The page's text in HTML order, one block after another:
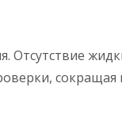
Отсутствие
сокращая